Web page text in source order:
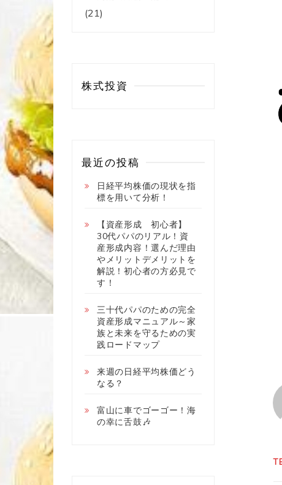
(21)
株式投資
最近の投稿
日経平均株価の現状を指
標を用いて分析！
【資産形成 初心者】
30代パパのリアル！資
産形成内容！選んだ理由
やメリットデメリットを
解説！初心者の方必見で
す！
三十代パパのための完全
資産形成マニュアル～家
族と未来を守るための実
践ロードマップ
来週の日経平均株価どう
なる？
富山に車でゴーゴー！海
の幸に舌鼓🎶